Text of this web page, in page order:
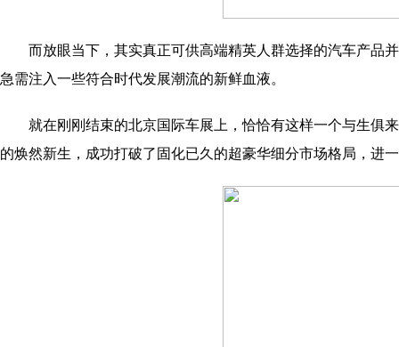
而放眼当下，其实真正可供高端精英人群选择的汽车产品
急需注入一些符合时代发展潮流的新鲜血液。
就在刚刚结束的北京国际车展上，恰恰有这样一个与生俱
的焕然新生，成功打破了固化已久的超豪华细分市场格局，进